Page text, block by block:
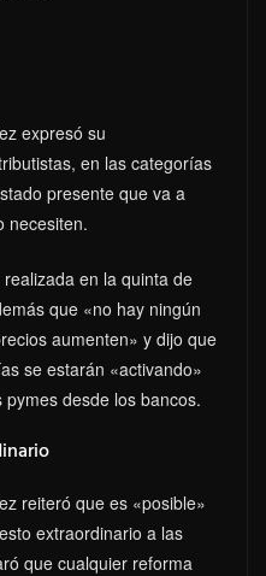
expresó su
en las categorías
presente que va a
necesiten.
en la quinta de
que «no hay ningún
aumenten» y dijo que
se estarán «activando»
desde los bancos.
reiteró que es «posible»
extraordinario a las
que cualquier reforma